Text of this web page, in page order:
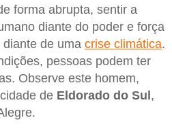
forma abrupta, sentir a
diante do poder e força
de uma crise climática.
pessoas podem ter
Observe este homem,
de Eldorado do Sul,